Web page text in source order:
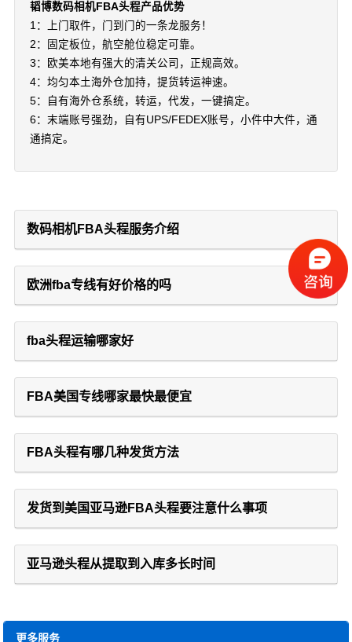
韬博数码相机FBA头程产品优势
1：上门取件，门到门的一条龙服务！
2：固定板位，航空舱位稳定可靠。
3：欧美本地有强大的清关公司，正规高效。
4：均匀本土海外仓加持，提货转运神速。
5：自有海外仓系统，转运，代发，一键搞定。
6：末端账号强劲，自有UPS/FEDEX账号，小件中大件，通
通搞定。
数码相机FBA头程服务介绍
欧洲fba专线有好价格的吗
fba头程运输哪家好
FBA美国专线哪家最快最便宜
FBA头程有哪几种发货方法
发货到美国亚马逊FBA头程要注意什么事项
亚马逊头程从提取到入库多长时间
更多服务